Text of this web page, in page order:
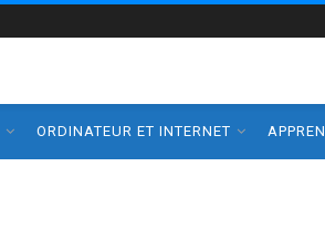
ORDINATEUR ET INTERNET